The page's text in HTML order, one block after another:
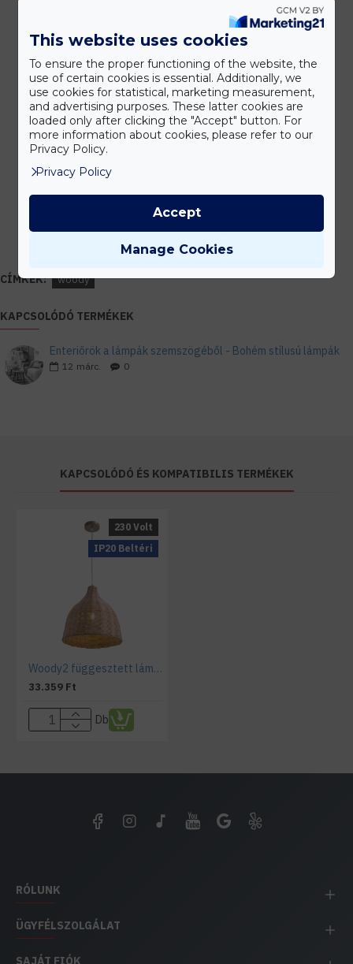
Kedvezmények
Gyors kiszállítás
Készleten lévő termékeinket akár 24 órán belül megkaphatod!
Tanácsadás
Írd meg nekünk elgondolásodat és munkatársunk segít az elképzeléseid
megvalósításában.
CÍMKÉK: woody
KAPCSOLÓDÓ TERMÉKEK
Enteriőrök a lámpák szemszögéből - Bohém stílusú lámpák
12 márc. 0
KAPCSOLÓDÓ ÉS KOMPATIBILIS TERMÉKEK
IP20 Beltéri
230 Volt
Woody2 függesztett lámpatest, rattan/fa anyagból
33.359 Ft
Db
RÓLUNK
ÜGYFÉLSZOLGÁLAT
SAJÁT FIÓK
This website uses cookies
To ensure the proper functioning of the website, the
use of certain cookies is essential. Additionally, we
use cookies for statistical, marketing measurement,
and advertising purposes. These latter cookies are
loaded only after clicking the "Accept" button. For
more information about cookies, please refer to our
Privacy Policy.
Privacy Policy
Manage Cookies
Accept